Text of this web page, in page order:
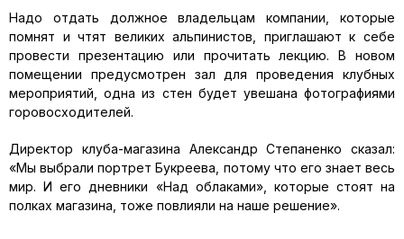
Надо отдать должное владельцам компании, которые
помнят и чтят великих альпинистов, приглашают к себе
провести презентацию или прочитать лекцию. В новом
помещении предусмотрен зал для проведения клубных
мероприятий, одна из стен будет увешана фотографиями
горовосходителей.
Директор клуба-магазина Александр Степаненко сказал:
«Мы выбрали портрет Букреева, потому что его знает весь
мир. И его дневники «Над облаками», которые стоят на
полках магазина, тоже повлияли на наше решение».